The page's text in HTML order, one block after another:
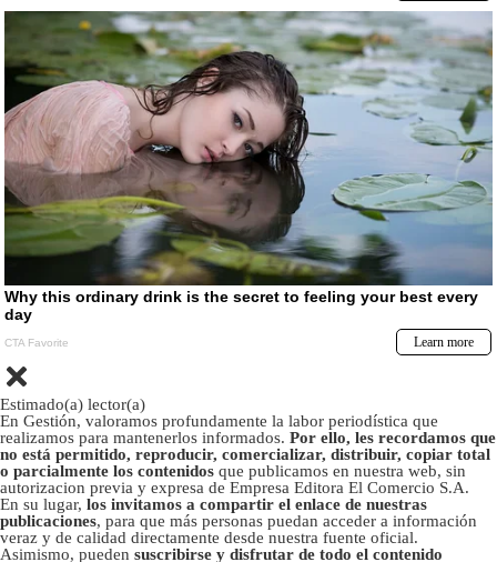
Estimado(a) lector(a)
En Gestión, valoramos profundamente la labor periodística que
realizamos para mantenerlos informados. Por ello, les recordamos que
no está permitido, reproducir, comercializar, distribuir, copiar total
o parcialmente los contenidos que publicamos en nuestra web, sin
autorizacion previa y expresa de Empresa Editora El Comercio S.A.
En su lugar, los invitamos a compartir el enlace de nuestras
publicaciones, para que más personas puedan acceder a información
veraz y de calidad directamente desde nuestra fuente oficial.
Asimismo, pueden suscribirse y disfrutar de todo el contenido